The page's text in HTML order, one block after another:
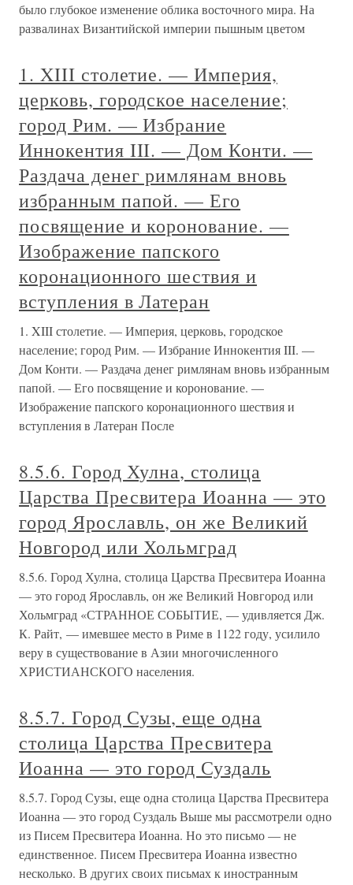
было глубокое изменение облика восточного мира. На
развалинах Византийской империи пышным цветом
1. XIII столетие. — Империя,
церковь, городское население;
город Рим. — Избрание
Иннокентия III. — Дом Конти. —
Раздача денег римлянам вновь
избранным папой. — Его
посвящение и коронование. —
Изображение папского
коронационного шествия и
вступления в Латеран
1. XIII столетие. — Империя, церковь, городское
население; город Рим. — Избрание Иннокентия III. —
Дом Конти. — Раздача денег римлянам вновь избранным
папой. — Его посвящение и коронование. —
Изображение папского коронационного шествия и
вступления в Латеран После
8.5.6. Город Хулна, столица
Царства Пресвитера Иоанна — это
город Ярославль, он же Великий
Новгород или Хольмград
8.5.6. Город Хулна, столица Царства Пресвитера Иоанна
— это город Ярославль, он же Великий Новгород или
Хольмград «СТРАННОЕ СОБЫТИЕ, — удивляется Дж.
К. Райт, — имевшее место в Риме в 1122 году, усилило
веру в существование в Азии многочисленного
ХРИСТИАНСКОГО населения.
8.5.7. Город Сузы, еще одна
столица Царства Пресвитера
Иоанна — это город Суздаль
8.5.7. Город Сузы, еще одна столица Царства Пресвитера
Иоанна — это город Суздаль Выше мы рассмотрели одно
из Писем Пресвитера Иоанна. Но это письмо — не
единственное. Писем Пресвитера Иоанна известно
несколько. В других своих письмах к иностранным